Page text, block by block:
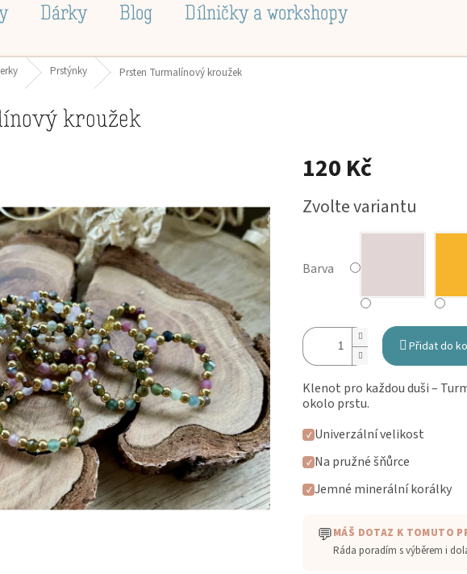
Dárky Blog Dílničky a workshopy
Prstýnky Prsten Turmalínový kroužek
kroužek
120 Kč
Měrná
cena:
Zvolte variantu
Barva
Přidat do
Klenot pro každou duši–
okolo prstu.
✓ Univerzální velikost
✓ Na pružné šňůrce
✓ Jemné minerální korálky
💬MÁŠ DOTAZ K TOMUTO
Ráda poradím s výběrem i